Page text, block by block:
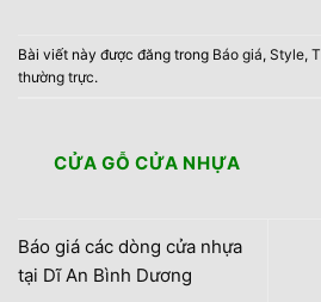
Bài viết này được đăng trong Báo giá, Style,
thường trực.
CỬA GỖ CỬA NHỰA
Báo giá các dòng cửa nhựa
tại Dĩ An Bình Dương